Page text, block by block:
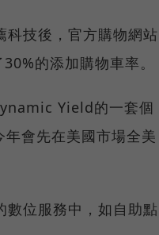
技後，官方購物網站
的添加購物車率。
Yield的一套個
會先在美國市場全美
位服務中，如自助點